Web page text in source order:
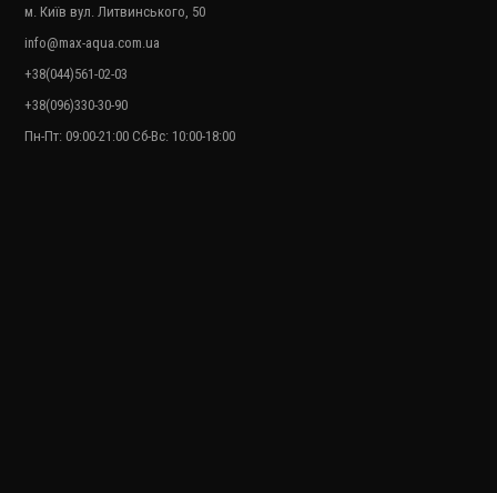
м. Київ вул. Литвинського, 50
info@max-aqua.com.ua
+38(044)561-02-03
+38(096)330-30-90
Пн-Пт: 09:00-21:00 Сб-Вс: 10:00-18:00